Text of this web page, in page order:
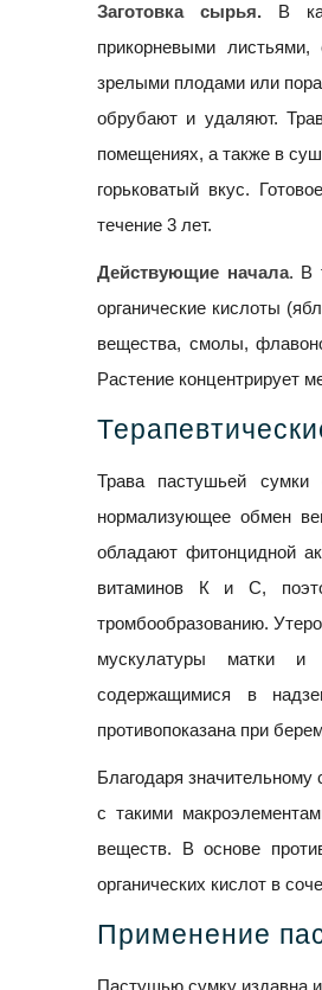
Заготовка сырья. В
прикорневыми
зрелыми плодами или
обрубают и удаляют.
помещениях, а также в
горьковатый вкус.
течение 3 лет.
Действующие начала. В
органические кислоты
вещества, смолы,
Растение концентрирует
Трава пастушьей сумки
нормализующее обмен
обладают фитонцидной
витаминов К и С,
тромбообразованию.
мускулатуры матки и
содержащимися в
противопоказана при
Благодаря
с такими
веществ. В основе
органических кислот в
Применение
Пастушью сумку издавна